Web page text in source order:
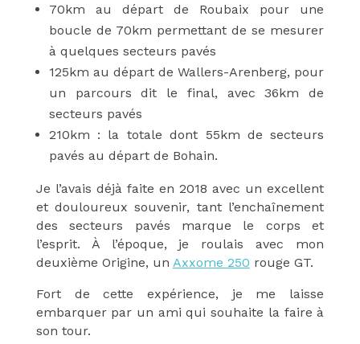
70km au départ de Roubaix pour une
boucle de 70km permettant de se mesurer
à quelques secteurs pavés
125km au départ de Wallers-Arenberg, pour
un parcours dit le final, avec 36km de
secteurs pavés
210km : la totale dont 55km de secteurs
pavés au départ de Bohain.
Je l’avais déjà faite en 2018 avec un excellent
et douloureux souvenir, tant l’enchaînement
des secteurs pavés marque le corps et
l’esprit. À l’époque, je roulais avec mon
deuxième Origine, un Axxome 250 rouge GT.
Fort de cette expérience, je me laisse
embarquer par un ami qui souhaite la faire à
son tour.